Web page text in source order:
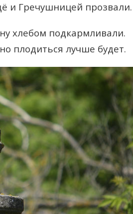
и Гречушницей прозвали.
хлебом подкармливали.
плодиться лучше будет.